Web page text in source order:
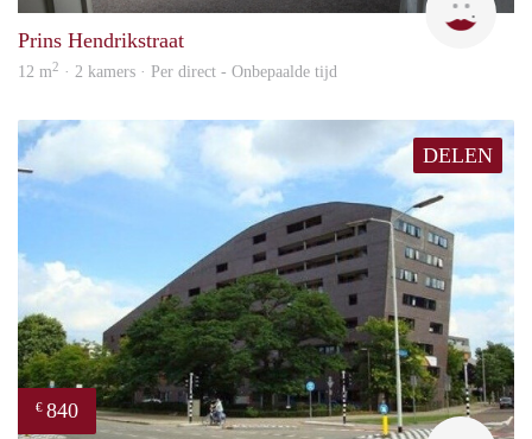
Prins Hendrikstraat
12 m2 · 2 kamers · Per direct - Onbepaalde tijd
DELEN
€ 840
rent